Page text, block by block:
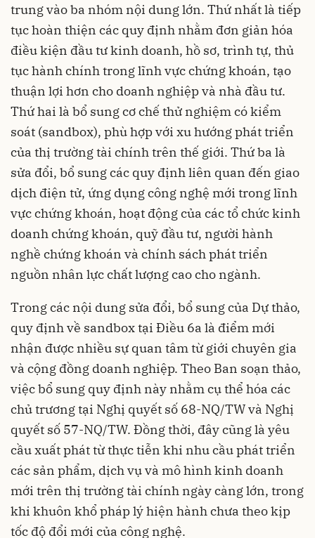
trung vào ba nhóm nội dung lớn. Thứ nhất là tiếp
tục hoàn thiện các quy định nhằm đơn giản hóa
điều kiện đầu tư kinh doanh, hồ sơ, trình tự, thủ
tục hành chính trong lĩnh vực chứng khoán, tạo
thuận lợi hơn cho doanh nghiệp và nhà đầu tư.
Thứ hai là bổ sung cơ chế thử nghiệm có kiểm
soát (sandbox), phù hợp với xu hướng phát triển
của thị trường tài chính trên thế giới. Thứ ba là
sửa đổi, bổ sung các quy định liên quan đến giao
dịch điện tử, ứng dụng công nghệ mới trong lĩnh
vực chứng khoán, hoạt động của các tổ chức kinh
doanh chứng khoán, quỹ đầu tư, người hành
nghề chứng khoán và chính sách phát triển
nguồn nhân lực chất lượng cao cho ngành.
Trong các nội dung sửa đổi, bổ sung của Dự thảo,
quy định về sandbox tại Điều 6a là điểm mới
nhận được nhiều sự quan tâm từ giới chuyên gia
và cộng đồng doanh nghiệp. Theo Ban soạn thảo,
việc bổ sung quy định này nhằm cụ thể hóa các
chủ trương tại Nghị quyết số 68-NQ/TW và Nghị
quyết số 57-NQ/TW. Đồng thời, đây cũng là yêu
cầu xuất phát từ thực tiễn khi nhu cầu phát triển
các sản phẩm, dịch vụ và mô hình kinh doanh
mới trên thị trường tài chính ngày càng lớn, trong
khi khuôn khổ pháp lý hiện hành chưa theo kịp
tốc độ đổi mới của công nghệ.